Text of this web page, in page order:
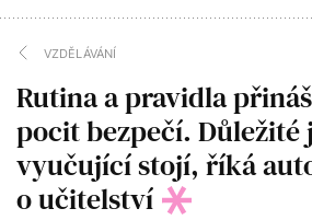
VZDĚLÁVÁNÍ
Rutina a pravidla
pocit bezpečí. Důležité
vyučující stojí, říká
o učitelství